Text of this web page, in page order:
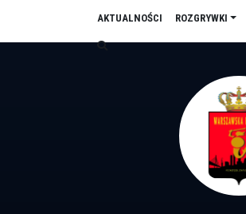
AKTUALNOŚCI ROZGRYWKI